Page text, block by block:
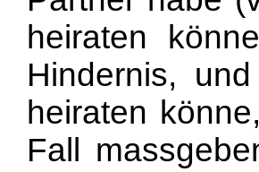
heiraten
Hindernis,
heiraten
Fall